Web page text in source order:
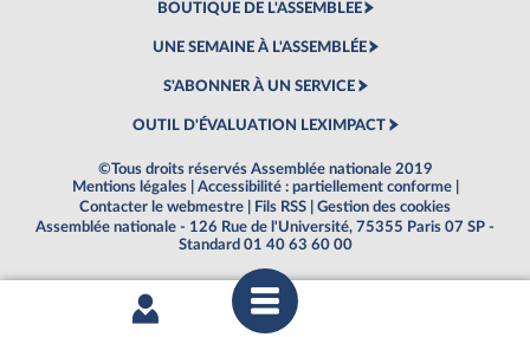
BOUTIQUE DE L'ASSEMBLEE
UNE SEMAINE À L'ASSEMBLÉE
S'ABONNER À UN SERVICE
OUTIL D'ÉVALUATION LEXIMPACT
©Tous droits réservés Assemblée nationale 2019
Mentions légales
Accessibilité : partiellement conforme
Contacter le webmestre
Fils RSS
Gestion des cookies
Assemblée nationale - 126 Rue de l'Université, 75355 Paris 07 SP -
Standard 01 40 63 60 00